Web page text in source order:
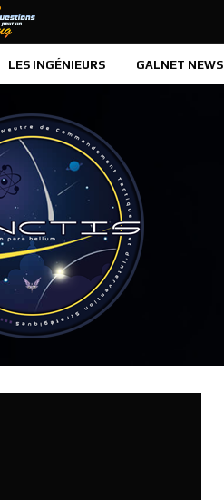
UN MUG
LES INGÉNIEURS GALNET NEWS